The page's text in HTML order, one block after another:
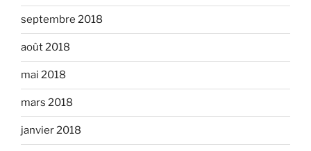
septembre 2018
août 2018
mai 2018
mars 2018
janvier 2018